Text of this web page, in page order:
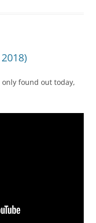
found out today,